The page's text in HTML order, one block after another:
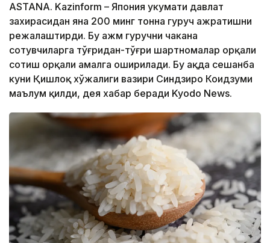
ASTANA. Kazinform – Япония ҳукумати давлат
захирасидан яна 200 минг тонна гуруч ажратишни
режалаштирди. Бу ҳажм гуручни чакана
сотувчиларга тўғридан-тўғри шартномалар орқали
сотиш орқали амалга оширилади. Бу ҳақда сешанба
куни Қишлоқ хўжалиги вазири Синдзиро Коидзуми
маълум қилди, дея хабар беради Kyodo News.